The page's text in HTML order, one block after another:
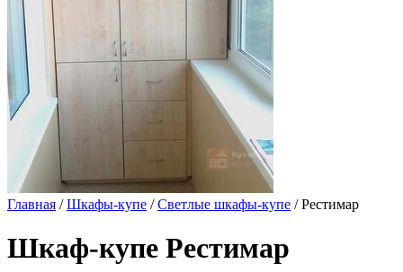
Главная /Шкафы-купе /Светлые шкафы-купе / Рестимар
Шкаф-купе Рестимар